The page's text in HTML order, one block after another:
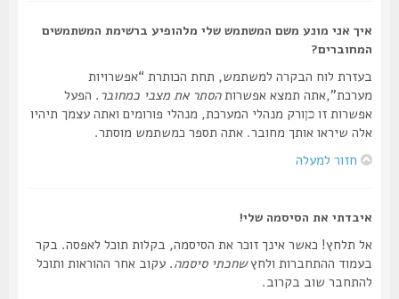
איך אני מונע משם המשתמש שלי מלהופיע ברשימת המשתמשים
המחוברים?
בעזרת לוח הבקרה למשתמש, תחת הכותרת “אפשרויות
מערכת”,אתה תמצא אפשרותהסתר את מצבי כמחובר. הפעל
אפשרות זוכןורק מנהלי המערכת, מנהלי פורומים ואתה עצמך תיהיו
אלה שיראו אותך מחובר. אתה תספר כמשתמש מוסתר.
חזור למעלה
איבדתי את הסיסמה שלי!
אל תלחץ! כאשר אינך זוכר את הסיסמה, בקלות תוכל לאפסה. בקר
בעמוד ההתחברות ולחץשחכתי סיסמה. עקוב אחר ההוראות ותוכל
להתחבר שוב בקרוב.